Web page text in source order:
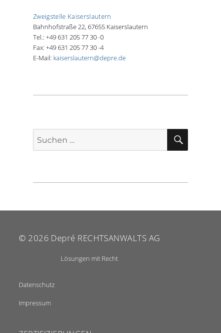
Zweigstelle Kaiserslautern
Bahnhofstraße 22, 67655 Kaiserslautern
Tel.: +49 631 205 77 30 -0
Fax: +49 631 205 77 30 -4
E-Mail: kaiserslautern@depre.de
Suche
nach:
SUCHEN
© 2026 Depré RECHTSANWALTS AG
Lösungen mit Recht
Datenschutz
Impressum